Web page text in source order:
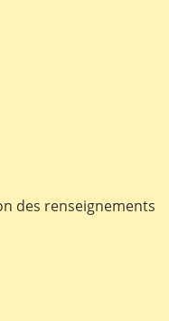
des renseignements